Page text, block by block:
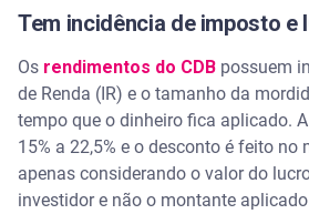
Tem incidência de imposto e
Os rendimentos do CDB possuem
de Renda (IR) e o tamanho da
tempo que o dinheiro fica aplicado.
15% a 22,5% e o desconto é feito no
apenas considerando o valor do
investidor e não o montante